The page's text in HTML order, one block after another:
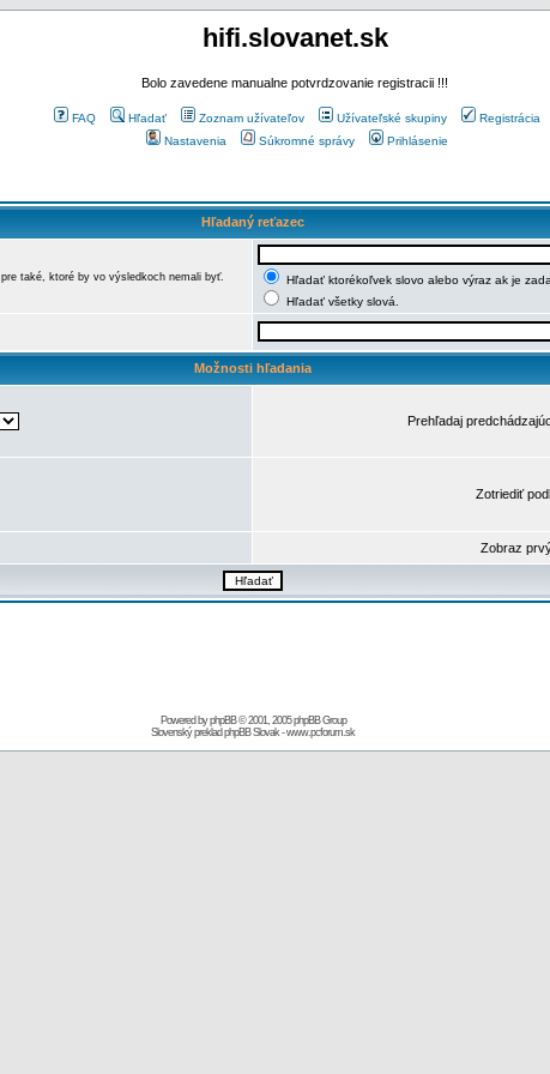
hifi.slovanet.sk
Bolo zavedene manualne potvrdzovanie registracii !!!
FAQ Hľadať Zoznam užívateľov Užívateľské skupiny
Registrácia
Nastavenia
Súkromné správy Prihlásenie
Hľadaný reťazec
pre také, ktoré by vo výsledkoch nemali byť.
Hľadať ktorékoľvek slovo alebo výraz ak je
Hľadať všetky slová.
Možnosti hľadania
Prehľadaj
Zotriediť
Zobraz
Powered byphpBB© 2001, 2005 phpBB Group
Slovenský preklad phpBB Slovak-www.pcforum.sk